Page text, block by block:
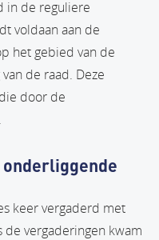
in de reguliere
voldaan aan de
het gebied van de
de raad. Deze
door de
keer vergaderd met
de vergaderingen kwam